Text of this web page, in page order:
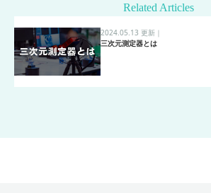
Related Articles
2024.05.13 更新 ｜
三次元測定器とは